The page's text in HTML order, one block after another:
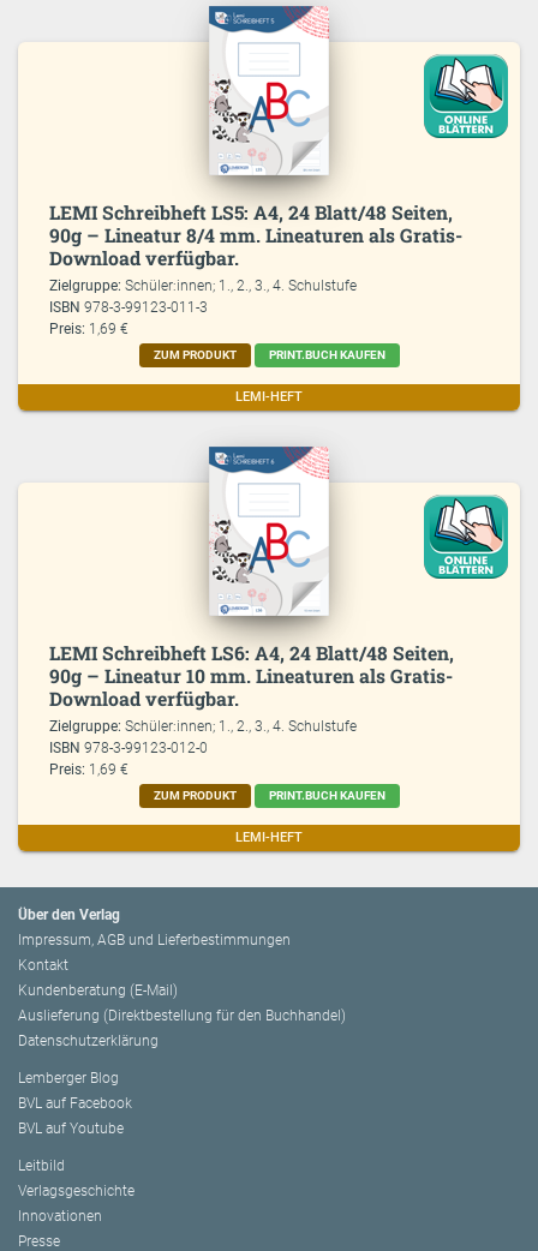
LEMI Schreibheft LS5: A4, 24 Blatt/48 Seiten,
90g – Lineatur 8/4 mm. Lineaturen als Gratis-
Download verfügbar.
Zielgruppe:Schüler:innen; 1., 2., 3., 4. Schulstufe
ISBN978-3-99123-011-3
Preis: 1,69 €
ZUM PRODUKT PRINT.BUCH KAUFEN
LEMI-HEFT
LEMI Schreibheft LS6: A4, 24 Blatt/48 Seiten,
90g – Lineatur 10 mm. Lineaturen als Gratis-
Download verfügbar.
Zielgruppe:Schüler:innen; 1., 2., 3., 4. Schulstufe
ISBN978-3-99123-012-0
Preis: 1,69 €
ZUM PRODUKT PRINT.BUCH KAUFEN
LEMI-HEFT
Über den Verlag
Impressum, AGB und Lieferbestimmungen
Kontakt
Kundenberatung (E-Mail)
Auslieferung (Direktbestellung für den Buchhandel)
Datenschutzerklärung
Lemberger Blog
BVL auf Facebook
BVL auf Youtube
Leitbild
Verlagsgeschichte
Innovationen
Presse